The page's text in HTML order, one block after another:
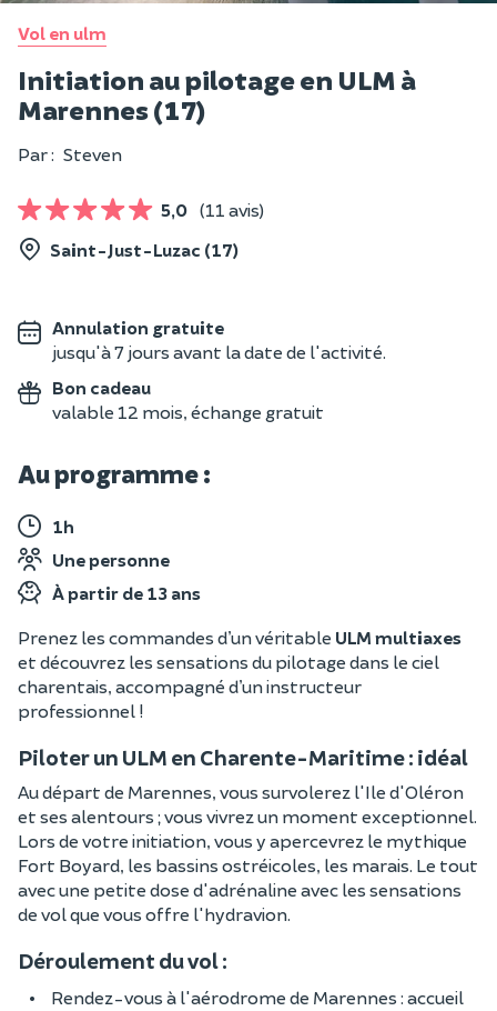
Vol en ulm
Initiation au pilotage en ULM à
Marennes (17)
Par : Steven
5,0 (11 avis)
Saint-Just-Luzac (17)
Annulation gratuite
jusqu'à 7 jours avant la date de l'activité.
Bon cadeau
valable 12 mois, échange gratuit
Au programme :
1h
Une personne
À partir de 13 ans
Prenez les commandes d’un véritable ULM multiaxes
et découvrez les sensations du pilotage dans le ciel
charentais, accompagné d’un instructeur
professionnel !
Piloter un ULM en Charente-Maritime : idéal
Au départ de Marennes, vous survolerez l'Ile d'Oléron
et ses alentours ; vous vivrez un moment exceptionnel.
Lors de votre initiation, vous y apercevrez le mythique
Fort Boyard, les bassins ostréicoles, les marais. Le tout
avec une petite dose d'adrénaline avec les sensations
de vol que vous offre l'hydravion.
Déroulement du vol :
Rendez-vous à l'aérodrome de Marennes : accueil